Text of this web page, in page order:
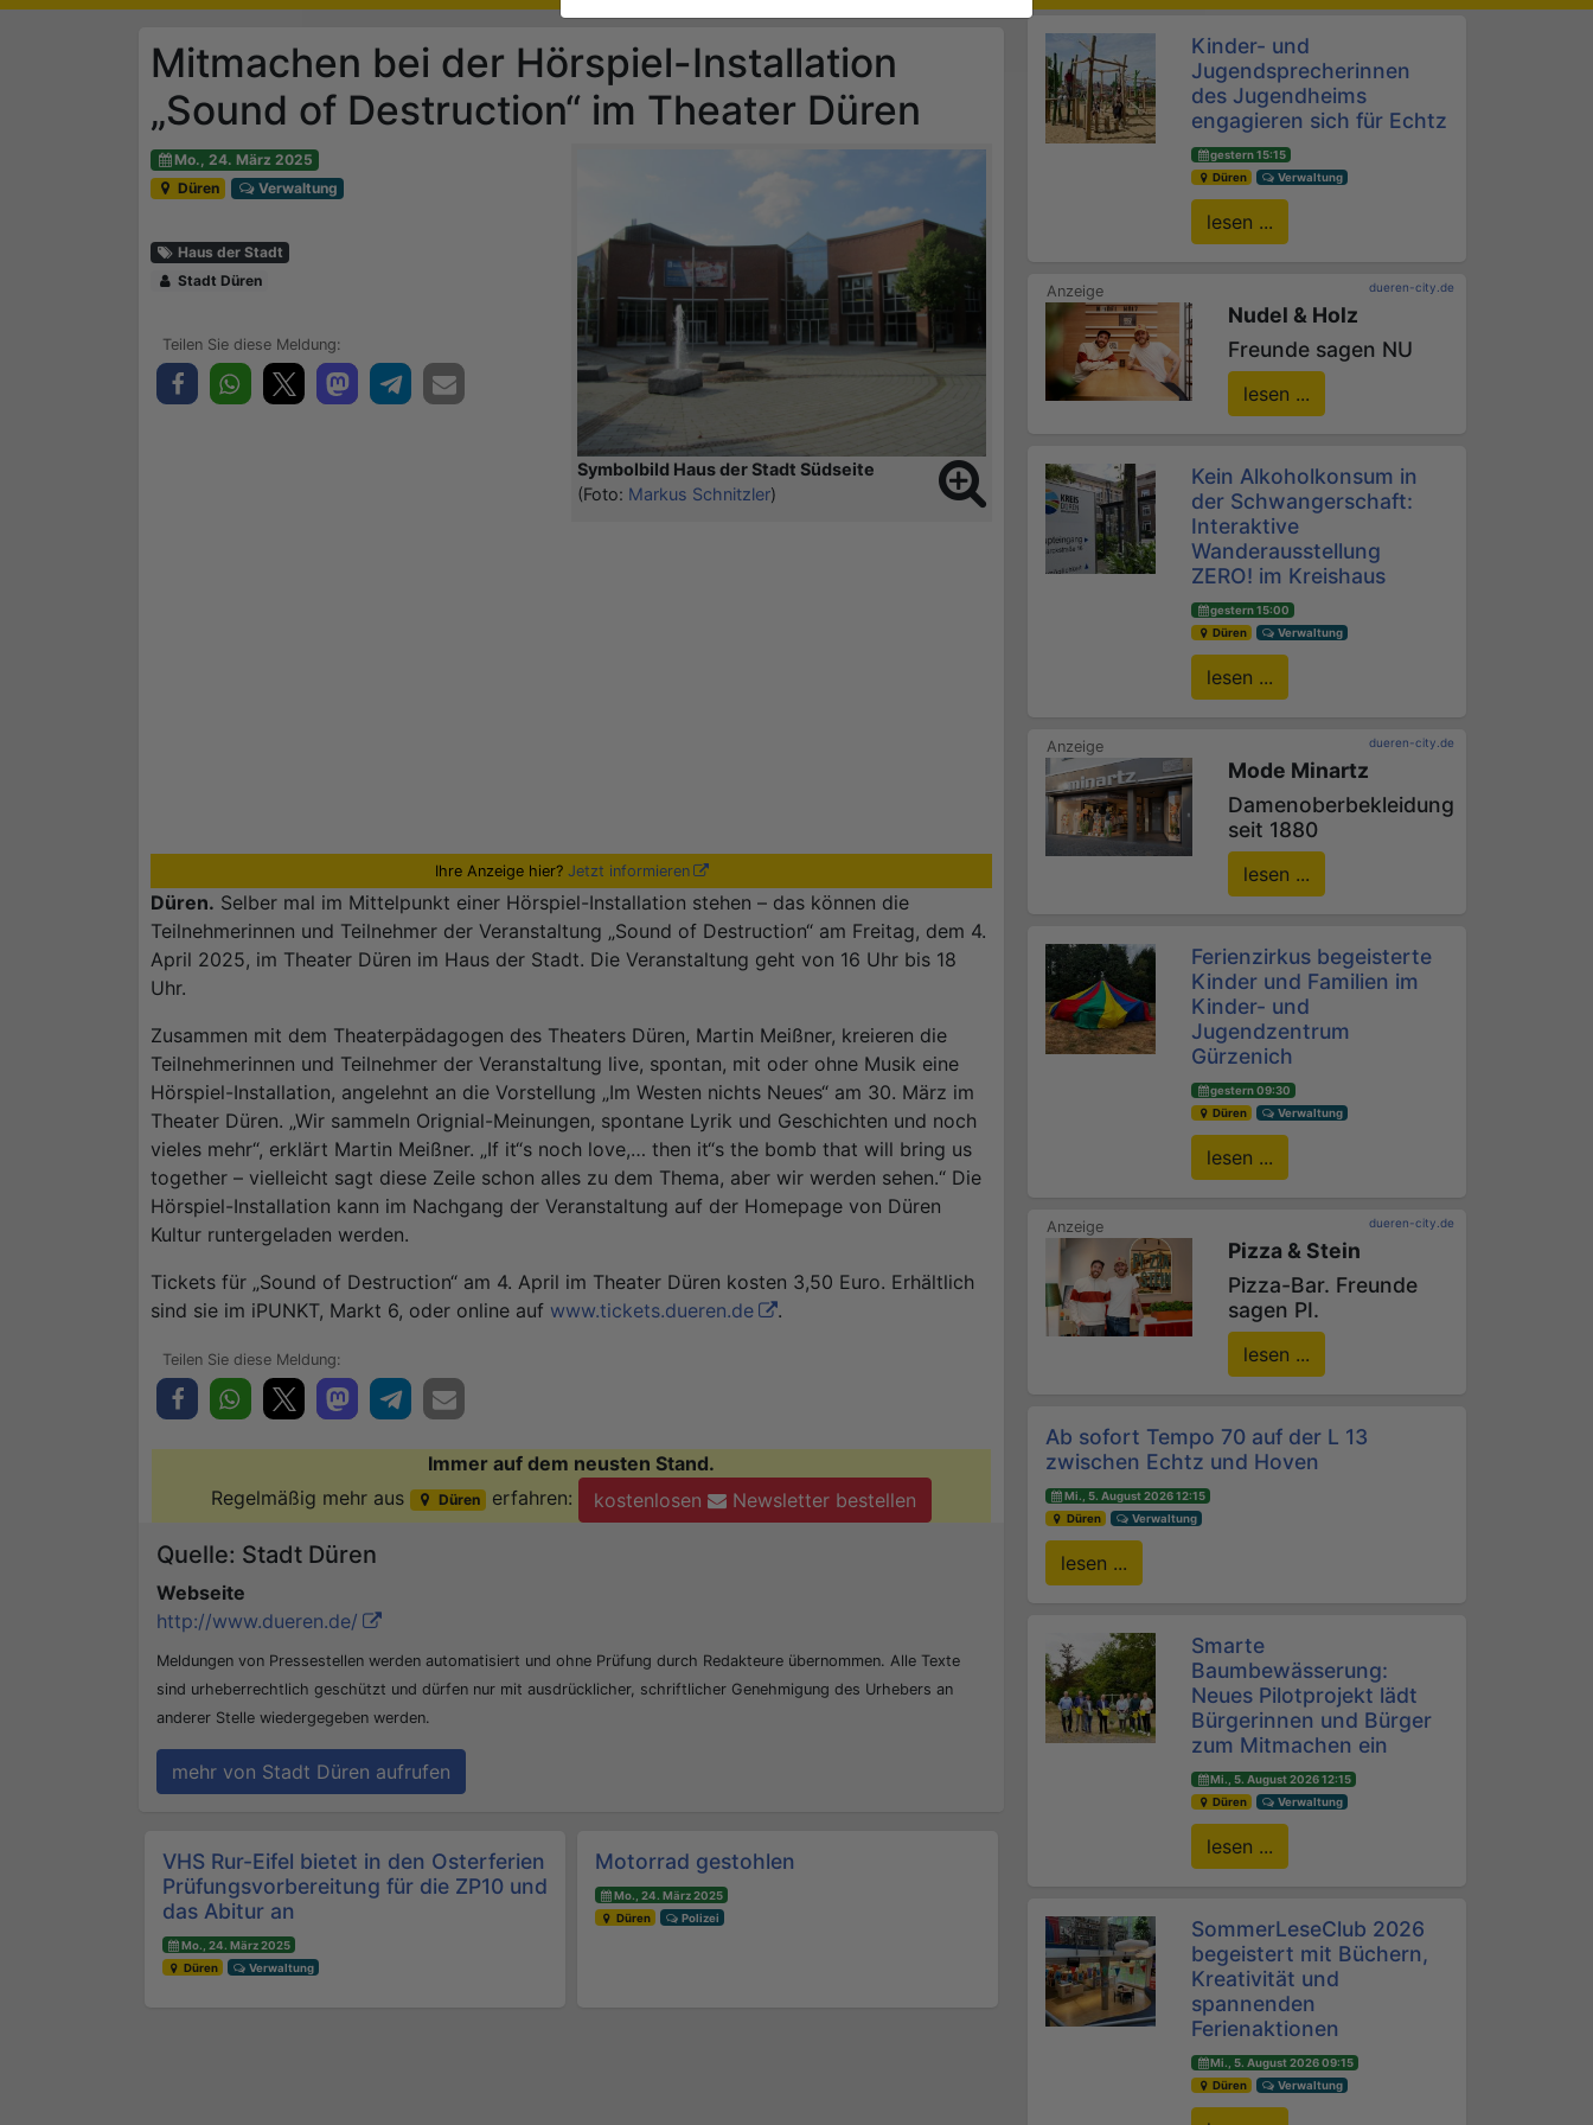
Mitmachen bei der Hörspiel-Installation
„Sound of Destruction“ im Theater Düren
Symbolbild Haus der Stadt Südseite
(Foto: Markus Schnitzler)
Mo., 24. März 2025
Düren
Verwaltung
Haus der Stadt
Stadt Düren
Ihre Anzeige hier? Jetzt informieren
Düren. Selber mal im Mittelpunkt einer Hörspiel-Installation stehen – das können die
Teilnehmerinnen und Teilnehmer der Veranstaltung „Sound of Destruction“ am Freitag, dem 4.
April 2025, im Theater Düren im Haus der Stadt. Die Veranstaltung geht von 16 Uhr bis 18
Uhr.
Zusammen mit dem Theaterpädagogen des Theaters Düren, Martin Meißner, kreieren die
Teilnehmerinnen und Teilnehmer der Veranstaltung live, spontan, mit oder ohne Musik eine
Hörspiel-Installation, angelehnt an die Vorstellung „Im Westen nichts Neues“ am 30. März im
Theater Düren. „Wir sammeln Orignial-Meinungen, spontane Lyrik und Geschichten und noch
vieles mehr“, erklärt Martin Meißner. „If it“s noch love,… then it“s the bomb that will bring us
together – vielleicht sagt diese Zeile schon alles zu dem Thema, aber wir werden sehen.“ Die
Hörspiel-Installation kann im Nachgang der Veranstaltung auf der Homepage von Düren
Kultur runtergeladen werden.
Tickets für „Sound of Destruction“ am 4. April im Theater Düren kosten 3,50 Euro. Erhältlich
sind sie im iPUNKT, Markt 6, oder online auf www.tickets.dueren.de .
Immer auf dem neusten Stand.
Regelmäßig mehr aus
Düren erfahren: kostenlosen Newsletter bestellen
Quelle: Stadt Düren
Webseite
http://www.dueren.de/
Meldungen von Pressestellen werden automatisiert und ohne Prüfung durch Redakteure übernommen. Alle Texte
sind urheberrechtlich geschützt und dürfen nur mit ausdrücklicher, schriftlicher Genehmigung des Urhebers an
anderer Stelle wiedergegeben werden.
mehr von Stadt Düren aufrufen
Beitrags-Navigation
VHS Rur-Eifel bietet in den Osterferien
Prüfungsvorbereitung für die ZP10 und
das Abitur an
Mo., 24. März 2025
Düren
Verwaltung
Motorrad gestohlen
Mo., 24. März 2025
Düren
Polizei
Kinder- und
Jugendsprecherinnen
des Jugendheims
engagieren sich für Echtz
gestern 15:15
Düren
Verwaltung
lesen ...
dueren-city.de
Nudel & Holz
Freunde sagen NU
lesen ...
Kein Alkoholkonsum in
der Schwangerschaft:
Interaktive
Wanderausstellung
ZERO! im Kreishaus
gestern 15:00
Düren
Verwaltung
lesen ...
dueren-city.de
Mode Minartz
Damenoberbekleidung
seit 1880
lesen ...
Ferienzirkus begeisterte
Kinder und Familien im
Kinder- und
Jugendzentrum
Gürzenich
gestern 09:30
Düren
Verwaltung
lesen ...
dueren-city.de
Pizza & Stein
Pizza-Bar. Freunde
sagen PI.
lesen ...
Ab sofort Tempo 70 auf der L 13
zwischen Echtz und Hoven
Mi., 5. August 2026 12:15
Düren
Verwaltung
lesen ...
Smarte
Baumbewässerung:
Neues Pilotprojekt lädt
Bürgerinnen und Bürger
zum Mitmachen ein
Mi., 5. August 2026 12:15
Düren
Verwaltung
lesen ...
SommerLeseClub 2026
begeistert mit Büchern,
Kreativität und
spannenden
Ferienaktionen
Mi., 5. August 2026 09:15
Düren
Verwaltung